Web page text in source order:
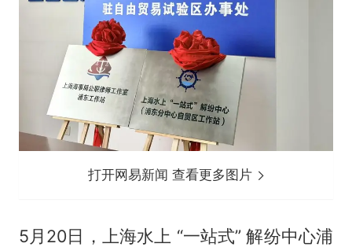
打开网易新闻 查看更多图片
5月20日，上海水上 “一站式” 解纷中心浦